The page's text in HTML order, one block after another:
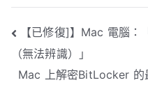
文
章
【已修復]】Mac 電腦：
（無法辨識）」
Mac 上解密BitLocker